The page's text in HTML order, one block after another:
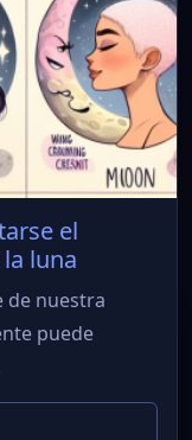
el
luna
de nuestra
puede